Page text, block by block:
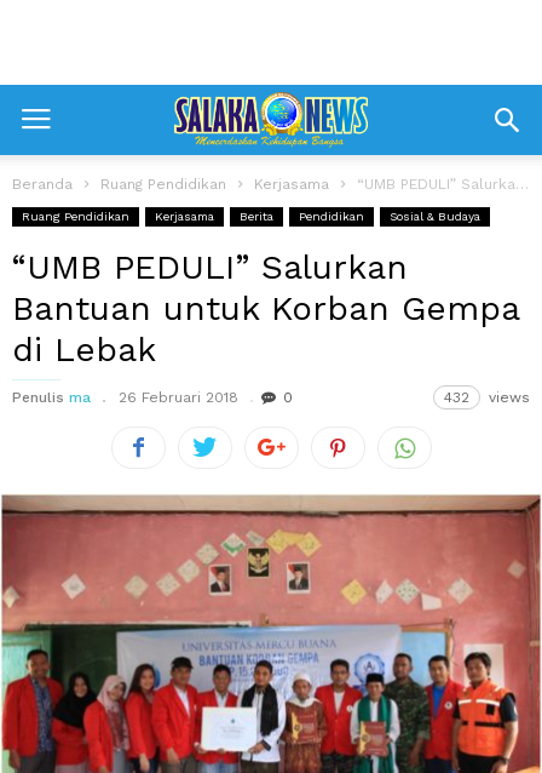
Beranda Ruang Pendidikan Kerjasama “UMB PEDULI” Salurkan Bantuan untuk Korban Gempa di Lebak
Ruang Pendidikan Kerjasama Berita Pendidikan Sosial & Budaya
“UMB PEDULI” Salurkan
Bantuan untuk Korban Gempa
di Lebak
Penulis ma 26 Februari 2018 0 432 views